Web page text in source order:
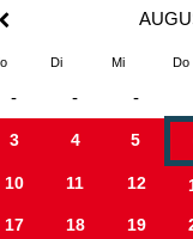
Di Mi Do
- - -
3 4 5
10 11 12
17 18 19